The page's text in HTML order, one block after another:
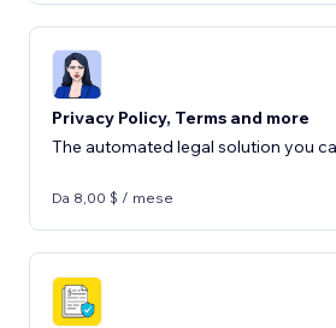
Privacy Policy, Terms and more
The automated legal solution you
Da 8,00 $ / mese